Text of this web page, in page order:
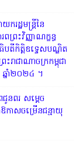
រដ្ឋមន្ត្រីនៃ
ព្រះវិញ្ញាណក្ខន្ធ
បតីកិត្តិឧទ្ទេសបណ្ឌិត
រាជាណាចក្រកម្ពុជា
ឆ្នាំ២០២៤ ។
ជូនពរ សម្តេច
កាសចម្រើនជន្មាយុ